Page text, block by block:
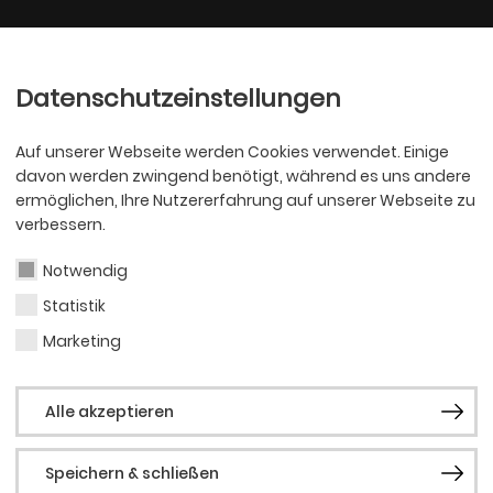
Datenschutzeinstellungen
Auf unserer Webseite werden Cookies verwendet. Einige
davon werden zwingend benötigt, während es uns andere
ermöglichen, Ihre Nutzererfahrung auf unserer Webseite zu
verbessern.
Notwendig
Statistik
Marketing
Alle akzeptieren
Speichern & schließen
2023
in 20 Kategorien ausgezeichnet